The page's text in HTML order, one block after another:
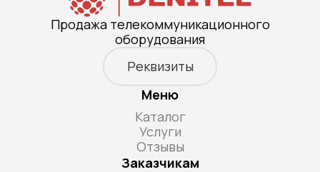
Продажа телекоммуникационного
оборудования
Реквизиты
Меню
Каталог
Услуги
Отзывы
Заказчикам